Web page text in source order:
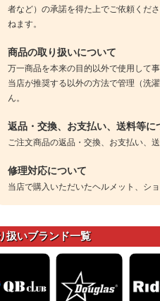
者など）の承諾を得た上でご依頼くだ
ねます。
商品の取り扱いについて
万一商品を本来の目的以外で使用して
当店が推奨する以外の方法で管理（洗
ん。
返品・交換、お支払い、送料等に
ご注文商品の返品・交換、お支払い、
修理対応について
当店で購入いただいたヘルメット、シ
扱いブランド一覧